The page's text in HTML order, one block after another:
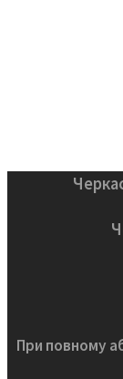
При повному